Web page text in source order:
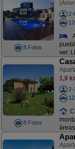
8 Fotos
2-
ver.
8 Fotos
1,9
2-